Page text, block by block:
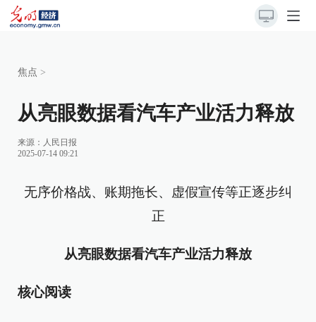
焦点 >
从亮眼数据看汽车产业活力释放
来源： 人民日报
2025-07-14 09:21
无序价格战、账期拖长、虚假宣传等正逐步纠
正
从亮眼数据看汽车产业活力释放
核心阅读